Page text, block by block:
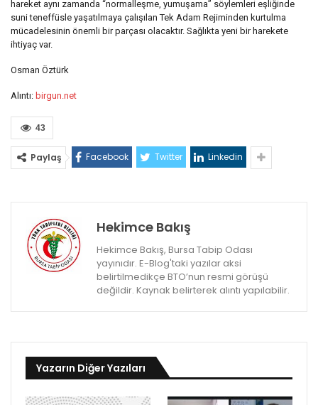
hareket aynı zamanda “normalleşme, yumuşama” söylemleri eşliğinde
suni teneffüsle yaşatılmaya çalışılan Tek Adam Rejiminden kurtulma
mücadelesinin önemli bir parçası olacaktır. Sağlıkta yeni bir harekete
ihtiyaç var.
Osman Öztürk
Alıntı: birgun.net
43
Paylaş Facebook Twitter Linkedin
Hekimce Bakış
Hekimce Bakış, Bursa Tabip Odası
yayınıdır. E-Blog'taki yazılar aksi
belirtilmedikçe BTO’nun resmi görüşü
değildir. Kaynak belirterek alıntı yapılabilir.
Yazarın Diğer Yazıları